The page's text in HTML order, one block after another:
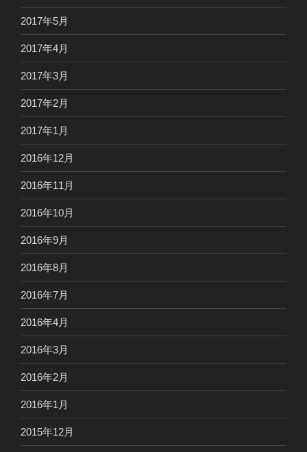
2017年5月
2017年4月
2017年3月
2017年2月
2017年1月
2016年12月
2016年11月
2016年10月
2016年9月
2016年8月
2016年7月
2016年4月
2016年3月
2016年2月
2016年1月
2015年12月